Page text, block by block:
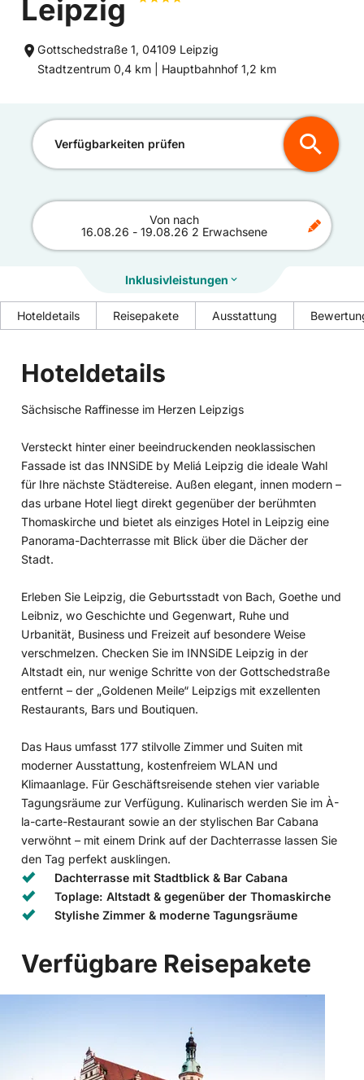
Leipzig
Gottschedstraße 1, 04109 Leipzig
Entfernung
Stadtzentrum 0,4 km | Entfernung
Hauptbahnhof 1,2 km
Verfügbarkeiten prüfen
Von nach
16.08.26 - 19.08.26 2 Erwachsene
Inklusivleistungen
Hoteldetails Reisepakete Ausstattung
Hoteldetails
Sächsische Raffinesse im Herzen Leipzigs
Versteckt hinter einer beeindruckenden neoklassischen
Fassade ist das INNSiDE by Meliá Leipzig die ideale Wahl
für Ihre nächste Städtereise. Außen elegant, innen modern –
das urbane Hotel liegt direkt gegenüber der berühmten
Thomaskirche und bietet als einziges Hotel in Leipzig eine
Panorama-Dachterrasse mit Blick über die Dächer der
Stadt.
Erleben Sie Leipzig, die Geburtsstadt von Bach, Goethe und
Leibniz, wo Geschichte und Gegenwart, Ruhe und
Urbanität, Business und Freizeit auf besondere Weise
verschmelzen. Checken Sie im INNSiDE Leipzig in der
Altstadt ein, nur wenige Schritte von der Gottschedstraße
entfernt – der „Goldenen Meile“ Leipzigs mit exzellenten
Restaurants, Bars und Boutiquen.
Das Haus umfasst 177 stilvolle Zimmer und Suiten mit
moderner Ausstattung, kostenfreiem WLAN und
Klimaanlage. Für Geschäftsreisende stehen vier variable
Tagungsräume zur Verfügung. Kulinarisch werden Sie im À-
la-carte-Restaurant sowie an der stylischen Bar Cabana
verwöhnt – mit einem Drink auf der Dachterrasse lassen Sie
den Tag perfekt ausklingen.
Dachterrasse mit Stadtblick & Bar Cabana
Toplage: Altstadt & gegenüber der Thomaskirche
Stylishe Zimmer & moderne Tagungsräume
Verfügbare Reisepakete